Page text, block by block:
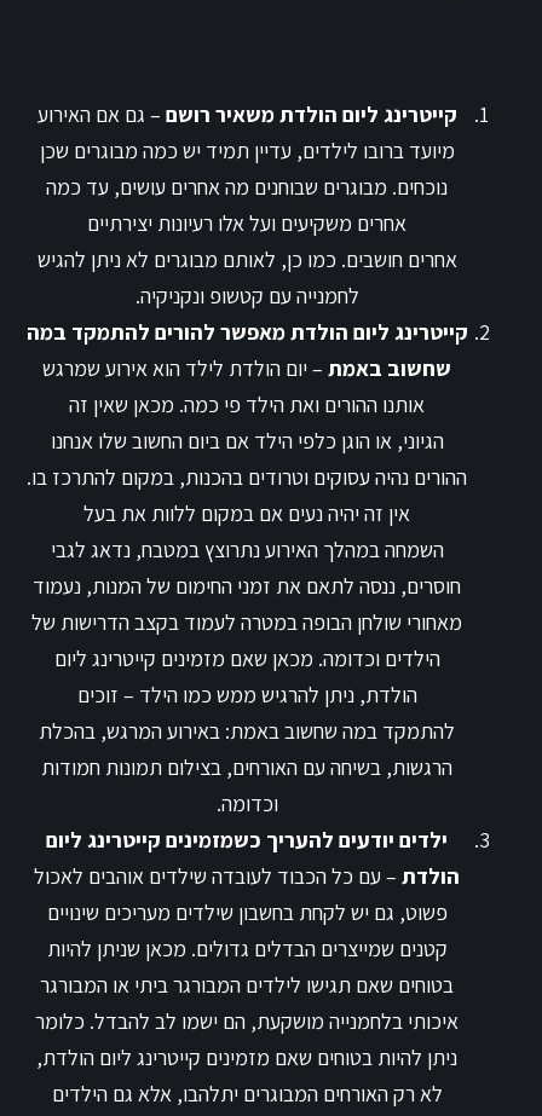
קייטרינג ליום הולדת משאיר רושם – גם אם האירוע
מיועד ברובו לילדים, עדיין תמיד יש כמה מבוגרים שכן
נוכחים. מבוגרים שבוחנים מה אחרים עושים, עד כמה
אחרים משקיעים ועל אלו רעיונות יצירתיים
אחרים חושבים. כמו כן, לאותם מבוגרים לא ניתן להגיש
לחמנייה עם קטשופ ונקניקיה.
קייטרינג ליום הולדת מאפשר להורים להתמקד במה
שחשוב באמת – יום הולדת לילד הוא אירוע שמרגש
אותנו ההורים ואת הילד פי כמה. מכאן שאין זה
הגיוני, או הוגן כלפי הילד אם ביום החשוב שלו אנחנו
ההורים נהיה עסוקים וטרודים בהכנות, במקום להתרכז בו.
אין זה יהיה נעים אם במקום ללוות את בעל
השמחה במהלך האירוע נתרוצץ במטבח, נדאג לגבי
חוסרים, ננסה לתאם את זמני החימום של המנות, נעמוד
מאחורי שולחן הבופה במטרה לעמוד בקצב הדרישות של
הילדים וכדומה. מכאן שאם מזמינים קייטרינג ליום
הולדת, ניתן להרגיש ממש כמו הילד – זוכים
להתמקד במה שחשוב באמת: באירוע המרגש, בהכלת
הרגשות, בשיחה עם האורחים, בצילום תמונות חמודות
וכדומה.
ילדים יודעים להעריך כשמזמינים קייטרינג ליום
הולדת – עם כל הכבוד לעובדה שילדים אוהבים לאכול
פשוט, גם יש לקחת בחשבון שילדים מעריכים שינויים
קטנים שמייצרים הבדלים גדולים. מכאן שניתן להיות
בטוחים שאם תגישו לילדים המבורגר ביתי או המבורגר
איכותי בלחמנייה מושקעת, הם ישמו לב להבדל. כלומר
ניתן להיות בטוחים שאם מזמינים קייטרינג ליום הולדת,
לא רק האורחים המבוגרים יתלהבו, אלא גם הילדים